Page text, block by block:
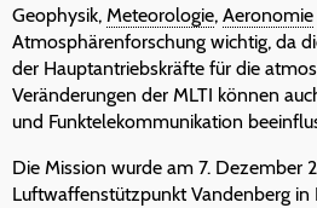
Geophysik, Meteorologie, Aeronomie
Atmosphärenforschung wichtig, da
der Hauptantriebskräfte für die
Veränderungen der MLTI können
und Funktelekommunikation
Die Mission wurde am 7. Dezember
Luftwaffenstützpunkt Vandenberg in